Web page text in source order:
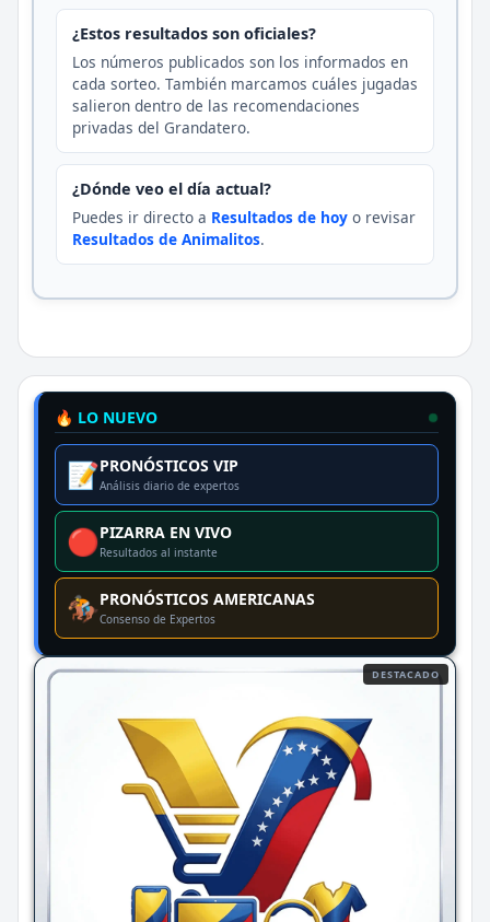
¿Estos resultados son oficiales?
Los números publicados son los informados en
cada sorteo. También marcamos cuáles jugadas
salieron dentro de las recomendaciones
privadas del Grandatero.
¿Dónde veo el día actual?
Puedes ir directo a Resultados de hoy o revisar
Resultados de Animalitos.
🔥 LO NUEVO
📝PRONÓSTICOS VIP
Análisis diario de expertos
🔴PIZARRA EN VIVO
Resultados al instante
🏇PRONÓSTICOS AMERICANAS
Consenso de Expertos
DESTACADO